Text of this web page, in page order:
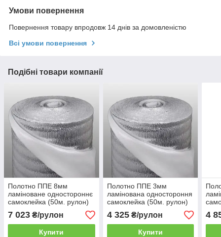
Умови повернення
Повернення товару впродовж 14 днів за домовленістю
Всі умови повернення
Подібні товари компанії
Полотно ППЕ 8мм
ламіноване одностороннє
самоклейка (50м. рулон)
7 023 ₴/рулон
Купити
Полотно ППЕ 3мм
ламінована одностороння
самоклейка (50м. рулон)
4 325₴/рулон
Купити
4